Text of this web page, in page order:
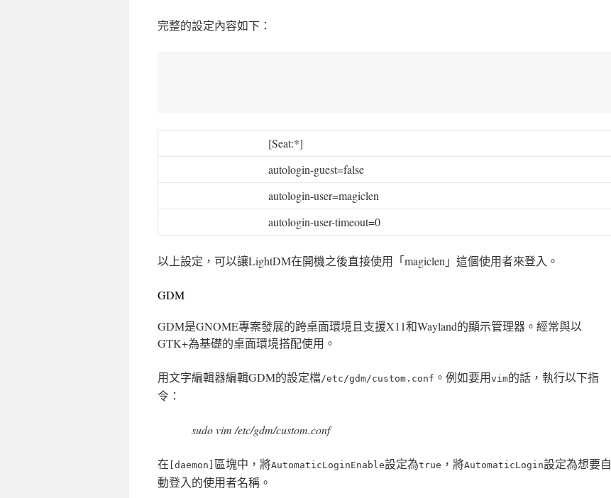
完整的設定內容如下：
[Seat:*]
autologin-guest=false
autologin-user=magiclen
autologin-user-timeout=0
以上設定，可以讓LightDM在開機之後直接使用「magiclen」這個使用者來登入。
GDM
GDM是GNOME專案發展的跨桌面環境且支援X11和Wayland的顯示管理器。經常與以
GTK+為基礎的桌面環境搭配使用。
用文字編輯器編輯GDM的設定檔/etc/gdm/custom.conf 。例如要用vim的話，執行以下指
令：
sudo vim /etc/gdm/custom.conf
在 [daemon] 區塊中，將AutomaticLoginEnable設定為true ，將AutomaticLogin設定為想要自
動登入的使用者名稱。